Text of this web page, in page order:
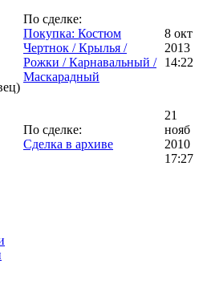
По сделке:
Покупка: Костюм
Чертнок / Крылья /
Рожки / Карнавальный /
Маскарадный
8 окт
2013
14:22
По сделке:
Сделка в архиве
21
нояб
2010
17:27